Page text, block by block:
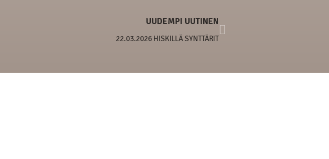
UUDEMPI UUTINEN
22.03.2026 HISKILLÄ SYNTTÄRIT